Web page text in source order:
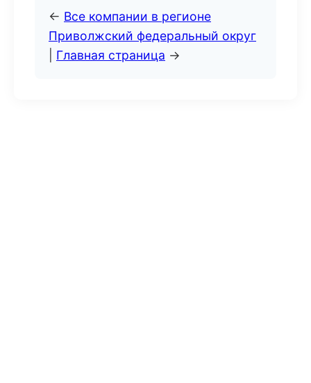
← Все компании в регионе
Приволжский федеральный округ
Главная страница →